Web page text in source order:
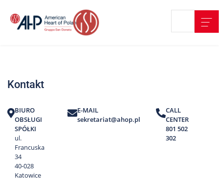
treści
Strefa
Edukacja
Pacjenta
O
nas
Marki
Kontakt
BIURO
OBSŁUGI
SPÓŁKI
ul.
Francuska
34
40-028
Katowice
E-MAIL
sekretariat@ahop.pl
CALL
CENTER
801 502
302